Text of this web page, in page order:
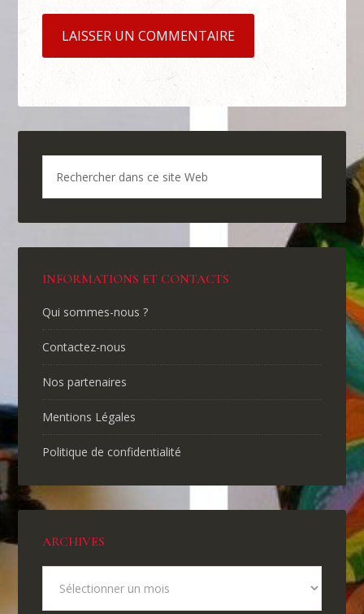
INFORMATIONS ET CONTACTS
Qui sommes-nous ?
Contactez-nous
Nos partenaires
Mentions Légales
Politique de confidentialité
ARCHIVES